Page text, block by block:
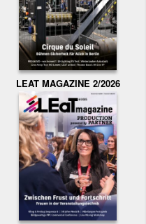
LEAT MAGAZINE 2/2026